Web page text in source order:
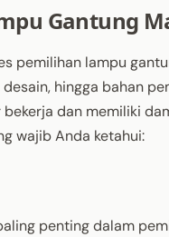
Gantung
pemilihan lampu
hingga bahan
dan memiliki
wajib Anda ketahui:
penting dalam